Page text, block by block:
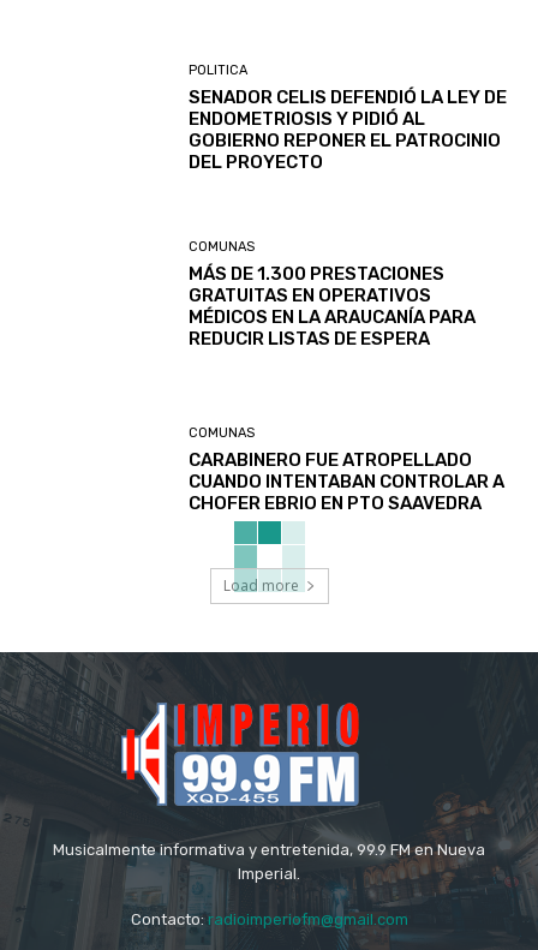
POLITICA
SENADOR CELIS DEFENDIÓ LA LEY DE
ENDOMETRIOSIS Y PIDIÓ AL
GOBIERNO REPONER EL PATROCINIO
DEL PROYECTO
COMUNAS
MÁS DE 1.300 PRESTACIONES
GRATUITAS EN OPERATIVOS
MÉDICOS EN LA ARAUCANÍA PARA
REDUCIR LISTAS DE ESPERA
COMUNAS
CARABINERO FUE ATROPELLADO
CUANDO INTENTABAN CONTROLAR A
CHOFER EBRIO EN PTO SAAVEDRA
Load more
Musicalmente informativa y entretenida, 99.9 FM en Nueva
Imperial.
Contacto: radioimperiofm@gmail.com